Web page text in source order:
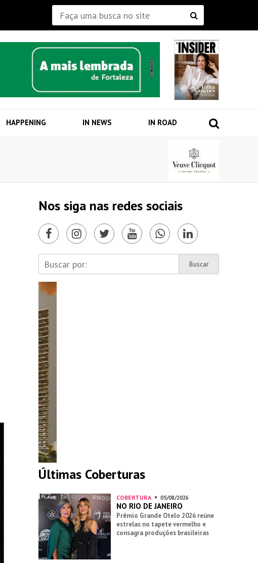
HAPPENING IN NEWS IN ROAD
Nos siga nas redes sociais
Últimas Coberturas
COBERTURA 05/08/2026
NO RIO DE JANEIRO
Prêmio Grande Otelo 2026 reúne
estrelas no tapete vermelho e
consagra produções brasileiras